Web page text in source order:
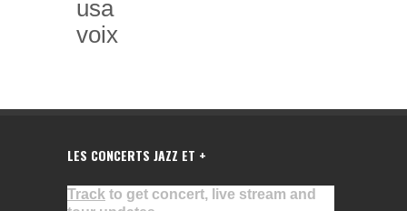
usa
voix
LES CONCERTS JAZZ ET +
Track to get concert, live stream and